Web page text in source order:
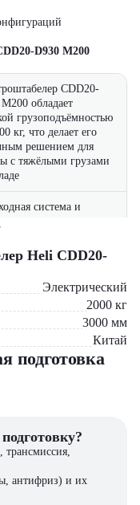
D930 M200
CDD20-
обладает
грузоподъёмностью
кг, что делает его
решением для
с тяжёлыми грузами
система и
лёгкое и
управление, снижая
на оператора и
конструкция и малый
разворота позволяют
использовать
в ограниченном
современная
обеспечивают
работу в
грузооборотом
грузами
А+
Heli CDD20-
Электрический
2000 кг
3000 мм
Китай
подготовка
трансмиссия,
антифриз) и их